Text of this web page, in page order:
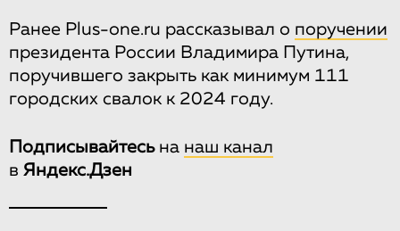
Ранее Plus-one.ru рассказывал о поручении
президента России Владимира Путина,
поручившего закрыть как минимум 111
городских свалок к 2024 году.
Подписывайтесьна наш канал
в Яндекс.Дзен